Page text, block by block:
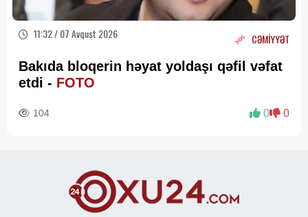
11:32 / 07 Avqust 2026 CƏMİYYƏT
Bakıda bloqerin həyat yoldaşı qəfil vəfat
etdi - FOTO
104 0 0